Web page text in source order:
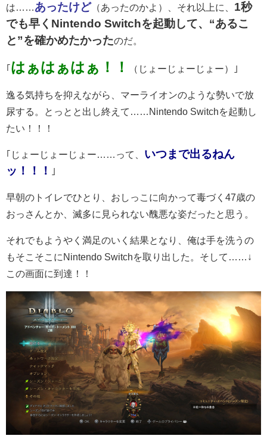
は…… あったけど （あったのかよ）、それ以上に、 1秒
でも早く Nintendo Switchを起動して、 “あるこ
と ” を確かめたかったのだ。
はぁはぁはぁ！！ （じょーじょーじょー）｣
逸る気持ちを抑えながら、マーライオンのような勢いで放
尿する。とっとと出し終えて……Nintendo Switchを起動し
たい！！！
｢じょーじょーじょー……って、 いつまで出るねん
ッ！！！
｣
早朝のトイレでひとり、おしっこに向かって毒づく47歳の
おっさんとか、滅多に見られない醜悪な姿だったと思う。
それでもようやく満足のいく結果となり、俺は手を洗うの
もそこそこにNintendo Switchを取り出した。そして……↓
この画面に到達！！